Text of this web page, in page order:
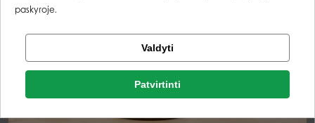
Rašyti atsiliepimą
šviežia jautienos mėsa 40%
Facebook
paskyroje.
Valdyti
Patvirtinti